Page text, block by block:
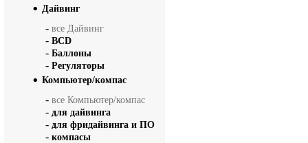
Дайвинг
- все Дайвинг
- BCD
- Баллоны
- Регуляторы
Компьютер/компас
- все Компьютер/компас
- для дайвинга
- для фридайвинга и ПО
- компасы